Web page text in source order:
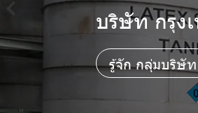
บริษัท กรุง
รู้จัก กลุ่มบริษั